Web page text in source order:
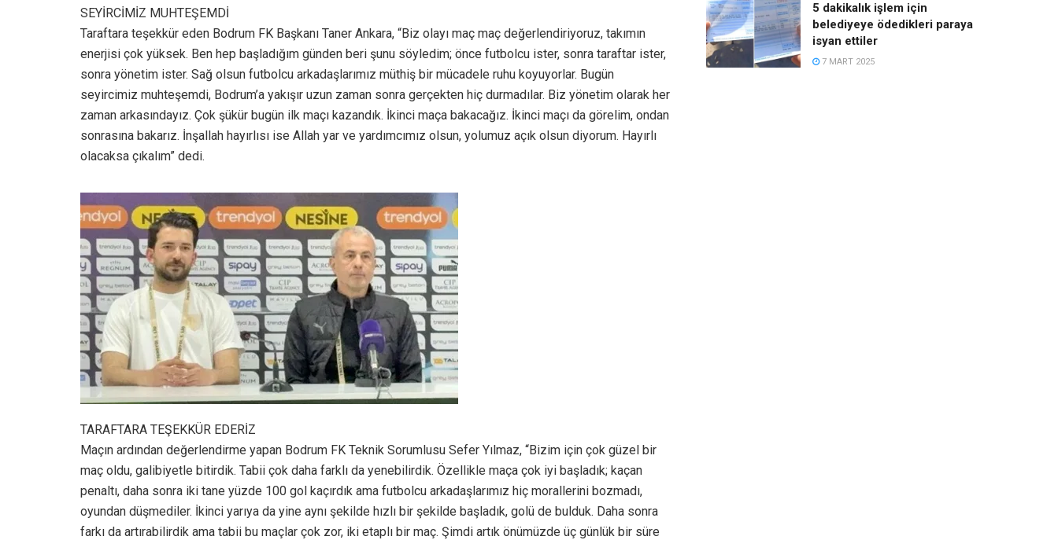
SEYİRCİMİZ MUHTEŞEMDİ
Taraftara teşekkür eden Bodrum FK Başkanı Taner Ankara, “Biz olayı maç maç değerlendiriyoruz, takımın
enerjisi çok yüksek. Ben hep başladığım günden beri şunu söyledim; önce futbolcu ister, sonra taraftar ister,
sonra yönetim ister. Sağ olsun futbolcu arkadaşlarımız müthiş bir mücadele ruhu koyuyorlar. Bugün
seyircimiz muhteşemdi, Bodrum’a yakışır uzun zaman sonra gerçekten hiç durmadılar. Biz yönetim olarak her
zaman arkasındayız. Çok şükür bugün ilk maçı kazandık. İkinci maça bakacağız. İkinci maçı da görelim, ondan
sonrasına bakarız. İnşallah hayırlısı ise Allah yar ve yardımcımız olsun, yolumuz açık olsun diyorum. Hayırlı
olacaksa çıkalım” dedi.
TARAFTARA TEŞEKKÜR EDERİZ
Maçın ardından değerlendirme yapan Bodrum FK Teknik Sorumlusu Sefer Yılmaz, “Bizim için çok güzel bir
maç oldu, galibiyetle bitirdik. Tabii çok daha farklı da yenebilirdik. Özellikle maça çok iyi başladık; kaçan
penaltı, daha sonra iki tane yüzde 100 gol kaçırdık ama futbolcu arkadaşlarımız hiç morallerini bozmadı,
oyundan düşmediler. İkinci yarıya da yine aynı şekilde hızlı bir şekilde başladık, golü de bulduk. Daha sonra
farkı da artırabilirdik ama tabii bu maçlar çok zor, iki etaplı bir maç. Şimdi artık önümüzde üç günlük bir süre
5 dakikalık işlem için
belediyeye ödedikleri paraya
isyan ettiler
7 MART 2025